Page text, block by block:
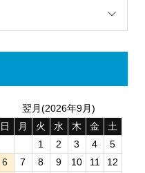
翌月(2026年9月)
日
月 火 水 木 金
土
1
2 3 4
5
6
7 8 9 10 11
12